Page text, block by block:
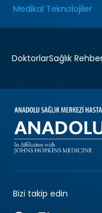
Medikal Teknolojiler
DoktorlarSağlık
Bizi takip edin